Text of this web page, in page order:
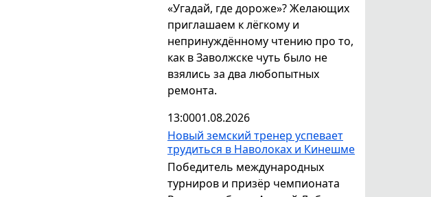
«Угадай, где дороже»? Желающих
приглашаем к лёгкому и
непринуждённому чтению про то,
как в Заволжске чуть было не
взялись за два любопытных
ремонта.
13:0001.08.2026
Новый земский тренер успевает
трудиться в Наволоках и Кинешме
Победитель международных
турниров и призёр чемпионата